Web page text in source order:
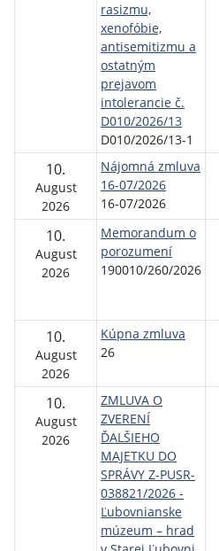
rasizmu,
xenofóbie,
antisemitizmu a
ostatným
prejavom
intolerancie č.
D010/2026/13
D010/2026/13-1
10.
August
2026
Nájomná zmluva
16-07/2026
16-07/2026
10.
August
2026
Memorandum o
porozumení
190010/260/2026
10.
August
2026
Kúpna zmluva
26
10.
August
2026
ZMLUVA O
ZVERENÍ
ĎALŠIEHO
MAJETKU DO
SPRÁVY Z-PUSR-
038821/2026 -
Ľubovnianske
múzeum – hrad